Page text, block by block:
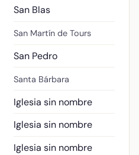
San Blas
San Martín de Tours
San Pedro
Santa Bárbara
Iglesia sin nombre
Iglesia sin nombre
Iglesia sin nombre